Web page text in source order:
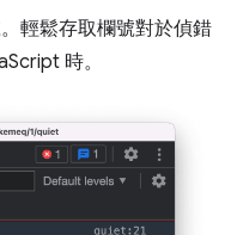
輕鬆存取欄號對於偵錯
時。